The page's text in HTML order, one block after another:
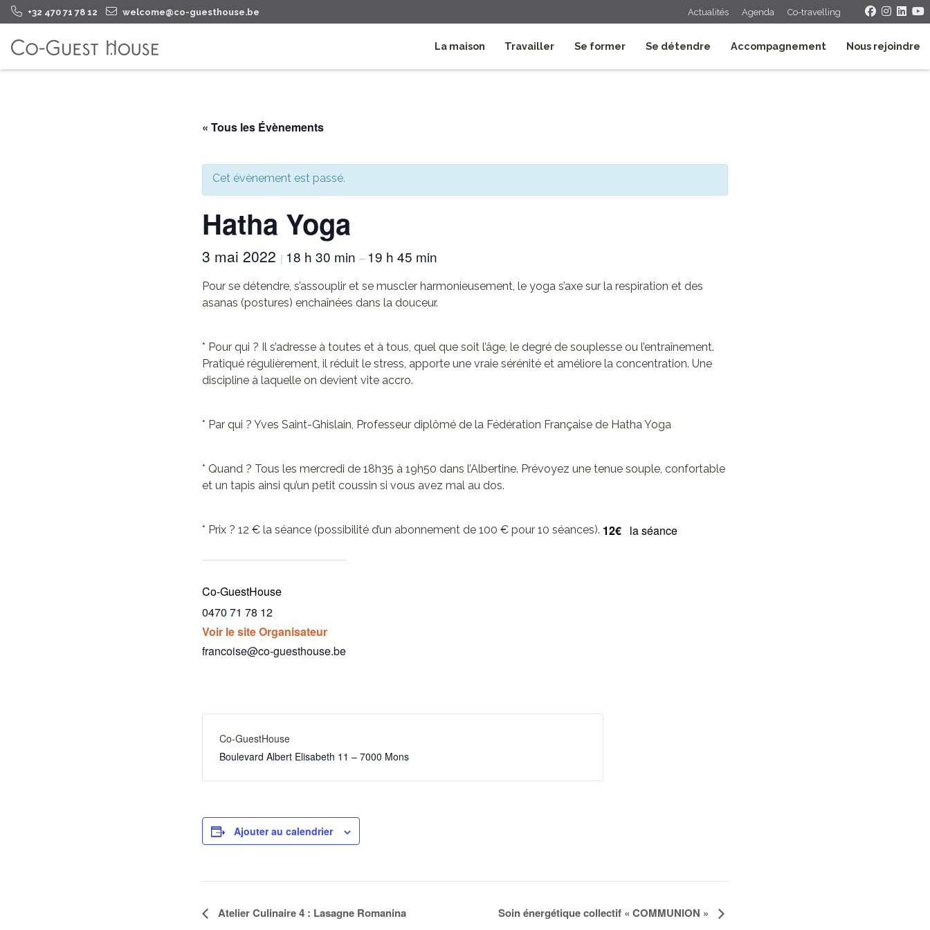
+32 470 71 78 12 welcome@co-guesthouse.be Actualités Agenda Co-travelling
La maison Travailler Se former Se détendre Accompagnement Nous rejoindre
« Tous les Évènements
Cet évènement est passé.
Hatha Yoga
3 mai 2022 | 18 h 30 min – 19 h 45 min
Pour se détendre, s’assouplir et se muscler harmonieusement, le yoga s’axe sur la respiration et des
asanas (postures) enchaînées dans la douceur.
* Pour qui ? Il s’adresse à toutes et à tous, quel que soit l’âge, le degré de souplesse ou l’entraînement.
Pratiqué régulièrement, il réduit le stress, apporte une vraie sérénité et améliore la concentration. Une
discipline à laquelle on devient vite accro.
* Par qui ? Yves Saint-Ghislain, Professeur diplômé de la Fédération Française de Hatha Yoga
* Quand ? Tous les mercredi de 18h35 à 19h50 dans l’Albertine. Prévoyez une tenue souple, confortable
et un tapis ainsi qu’un petit coussin si vous avez mal au dos.
* Prix ? 12 € la séance (possibilité d’un abonnement de 100 € pour 10 séances). 12€ la séance
Co-GuestHouse
0470 71 78 12
Voir le site Organisateur
francoise@co-guesthouse.be
Co-GuestHouse
Boulevard Albert Elisabeth 11 – 7000 Mons
Ajouter au calendrier
Navigation
Atelier Culinaire 4 : Lasagne Romanina Soin énergétique collectif « COMMUNION »